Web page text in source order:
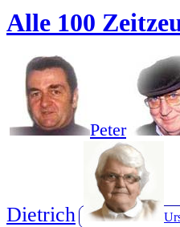
Alle 100
Peter
Dietrich